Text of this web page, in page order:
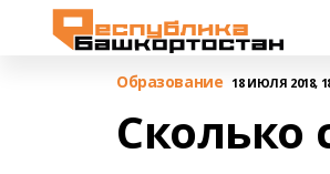
Образование 18 ИЮЛЯ 2018,
Сколько